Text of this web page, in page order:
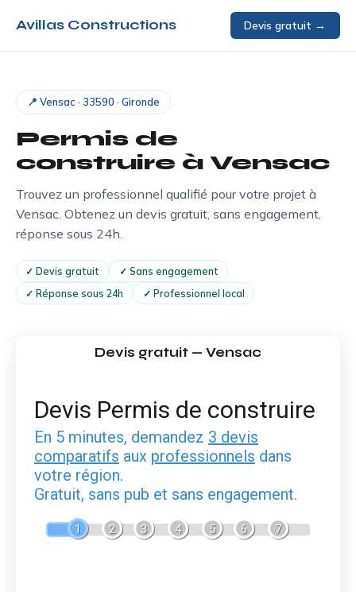
Avillas Constructions Devis gratuit →
📍 Vensac · 33590 · Gironde
Permis de
construire à Vensac
Trouvez un professionnel qualifié pour votre projet à
Vensac. Obtenez un devis gratuit, sans engagement,
réponse sous 24h.
✓ Devis gratuit
✓ Sans engagement
✓ Réponse sous 24h
✓ Professionnel local
Devis gratuit — Vensac
Devis Permis de construire
En 5 minutes, demandez 3 devis
comparatifs aux professionnels dans
votre région.
Gratuit, sans pub et sans engagement.
1 2 3 4 5 6 7